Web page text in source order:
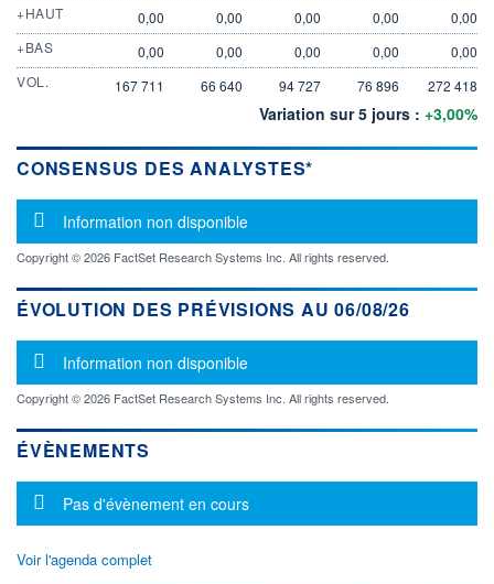
+HAUT
0,00 0,00 0,00 0,00
0,00
+BAS
0,00 0,00 0,00 0,00
0,00
VOL.
167 711 66 640 94 727 76 896 272 418
Variation sur 5 jours : +3,00%
CONSENSUS DES ANALYSTES*
Message d'information
Information non disponible
Copyright © 2026 FactSet Research Systems Inc. All rights reserved.
ÉVOLUTION DES PRÉVISIONS AU 06/08/26
Message d'information
Information non disponible
Copyright © 2026 FactSet Research Systems Inc. All rights reserved.
ÉVÈNEMENTS
Message d'information
Pas d'évènement en cours
Voir l'agenda complet